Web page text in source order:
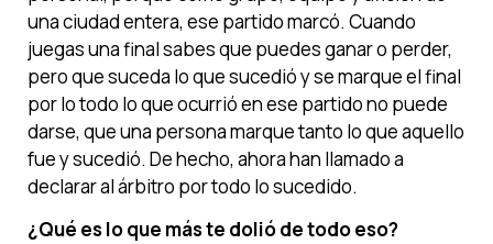
una ciudad entera, ese partido marcó. Cuando
juegas una final sabes que puedes ganar o perder,
pero que suceda lo que sucedió y se marque el final
por lo todo lo que ocurrió en ese partido no puede
darse, que una persona marque tanto lo que aquello
fue y sucedió. De hecho, ahora han llamado a
declarar al árbitro por todo lo sucedido.
¿Qué es lo que más te dolió de todo eso?